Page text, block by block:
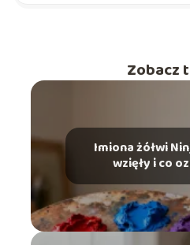
Zobacz
Imiona żółwi
wzięły i co